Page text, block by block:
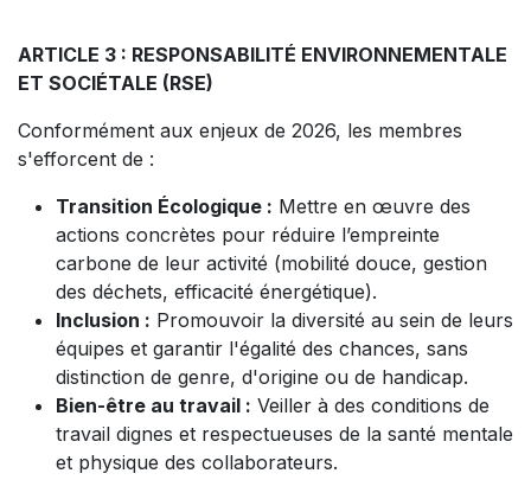
ARTICLE 3 : RESPONSABILITÉ ENVIRONNEMENTALE
ET SOCIÉTALE (RSE)
Conformément aux enjeux de 2026, les membres
s'efforcent de :
Transition Écologique : Mettre en œuvre des
actions concrètes pour réduire l’empreinte
carbone de leur activité (mobilité douce, gestion
des déchets, efficacité énergétique).
Inclusion : Promouvoir la diversité au sein de leurs
équipes et garantir l'égalité des chances, sans
distinction de genre, d'origine ou de handicap.
Bien-être au travail : Veiller à des conditions de
travail dignes et respectueuses de la santé mentale
et physique des collaborateurs.